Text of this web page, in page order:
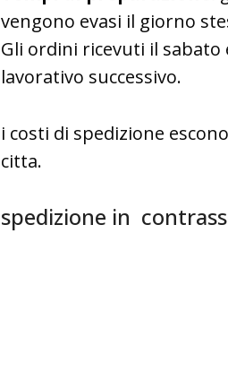
vengono evasi il giorno
Gli ordini ricevuti il
lavorativo successivo.
i costi di spedizione
citta.
spedizione in